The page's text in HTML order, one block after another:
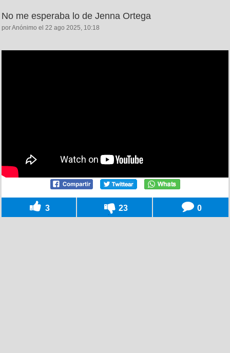
No me esperaba lo de Jenna Ortega
por Anónimo el 22 ago 2025, 10:18
3 23 0